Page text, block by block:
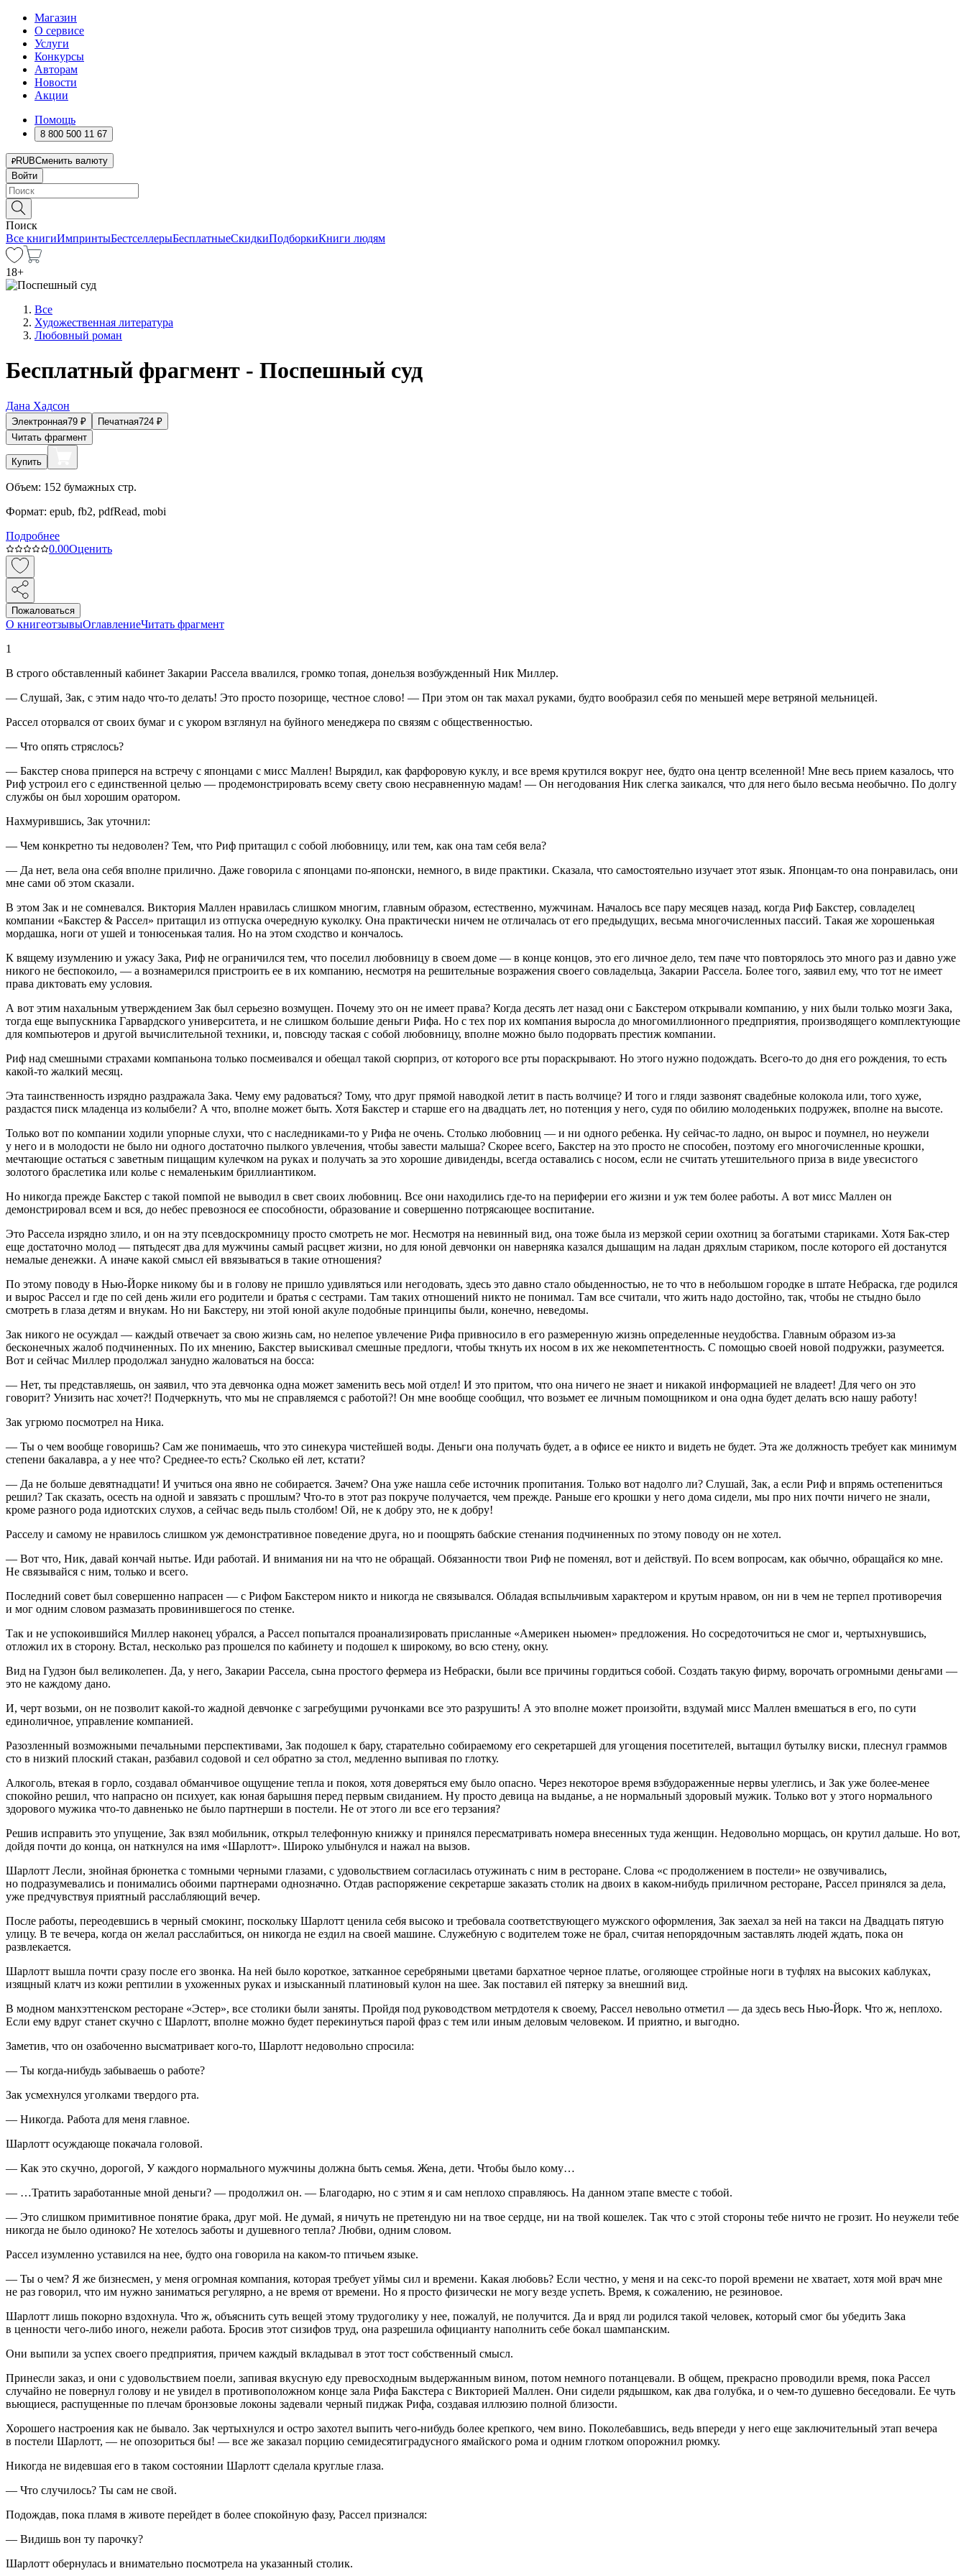
Магазин
О сервисе
Услуги
Конкурсы
Авторам
Новости
Акции
Помощь
8 800 500 11 67
RUBСменить валюту
Войти
Поиск
Все книгиИмпринтыБестселлерыБесплатныеСкидкиПодборкиКниги людям
18+
Все
Художественная литература
Любовный роман
Бесплатный фрагмент - Поспешный суд
Дана Хадсон
Электронная79 ₽ Печатная724 ₽
Читать фрагмент
Купить
Объем: 152 бумажных стр.
Формат: epub, fb2, pdfRead, mobi
Подробнее
0.00Оценить
Пожаловаться
О книгеотзывыОглавлениеЧитать фрагмент
1
В строго обставленный кабинет Закарии Рассела ввалился, громко топая, донельзя возбужденный Ник Миллер.
— Слушай, Зак, с этим надо что-то делать! Это просто позорище, честное слово! — При этом он так махал руками, будто вообразил себя по меньшей мере ветряной мельницей.
Рассел оторвался от своих бумаг и с укором взглянул на буйного менеджера по связям с общественностью.
— Что опять стряслось?
— Бакстер снова приперся на встречу с японцами с мисс Маллен! Вырядил, как фарфоровую куклу, и все время крутился вокруг нее, будто она центр вселенной! Мне весь прием казалось, что
Риф устроил его с единственной целью — продемонстрировать всему свету свою несравненную мадам! — Он негодования Ник слегка заикался, что для него было весьма необычно. По долгу
службы он был хорошим оратором.
Нахмурившись, Зак уточнил:
— Чем конкретно ты недоволен? Тем, что Риф притащил с собой любовницу, или тем, как она там себя вела?
— Да нет, вела она себя вполне прилично. Даже говорила с японцами по-японски, немного, в виде практики. Сказала, что самостоятельно изучает этот язык. Японцам-то она понравилась, они
мне сами об этом сказали.
В этом Зак и не сомневался. Виктория Маллен нравилась слишком многим, главным образом, естественно, мужчинам. Началось все пару месяцев назад, когда Риф Бакстер, совладелец
компании «Бакстер & Рассел» притащил из отпуска очередную куколку. Она практически ничем не отличалась от его предыдущих, весьма многочисленных пассий. Такая же хорошенькая
мордашка, ноги от ушей и тонюсенькая талия. Но на этом сходство и кончалось.
К вящему изумлению и ужасу Зака, Риф не ограничился тем, что поселил любовницу в своем доме — в конце концов, это его личное дело, тем паче что повторялось это много раз и давно уже
никого не беспокоило, — а вознамерился пристроить ее в их компанию, несмотря на решительные возражения своего совладельца, Закарии Рассела. Более того, заявил ему, что тот не имеет
права диктовать ему условия.
А вот этим нахальным утверждением Зак был серьезно возмущен. Почему это он не имеет права? Когда десять лет назад они с Бакстером открывали компанию, у них были только мозги Зака,
тогда еще выпускника Гарвардского университета, и не слишком большие деньги Рифа. Но с тех пор их компания выросла до многомиллионного предприятия, производящего комплектующие
для компьютеров и другой вычислительной техники, и, повсюду таская с собой любовницу, вполне можно было подорвать престиж компании.
Риф над смешными страхами компаньона только посмеивался и обещал такой сюрприз, от которого все рты пораскрывают. Но этого нужно подождать. Всего-то до дня его рождения, то есть
какой-то жалкий месяц.
Эта таинственность изрядно раздражала Зака. Чему ему радоваться? Тому, что друг прямой наводкой летит в пасть волчице? И того и гляди зазвонят свадебные колокола или, того хуже,
раздастся писк младенца из колыбели? А что, вполне может быть. Хотя Бакстер и старше его на двадцать лет, но потенция у него, судя по обилию молоденьких подружек, вполне на высоте.
Только вот по компании ходили упорные слухи, что с наследниками-то у Рифа не очень. Столько любовниц — и ни одного ребенка. Ну сейчас-то ладно, он вырос и поумнел, но неужели
у него и в молодости не было ни одного достаточно пылкого увлечения, чтобы завести малыша? Скорее всего, Бакстер на это просто не способен, поэтому его многочисленные крошки,
мечтающие остаться с заветным пищащим кулечком на руках и получать за это хорошие дивиденды, всегда оставались с носом, если не считать утешительного приза в виде увесистого
золотого браслетика или колье с немаленьким бриллиантиком.
Но никогда прежде Бакстер с такой помпой не выводил в свет своих любовниц. Все они находились где-то на периферии его жизни и уж тем более работы. А вот мисс Маллен он
демонстрировал всем и вся, до небес превознося ее способности, образование и совершенно потрясающее воспитание.
Это Рассела изрядно злило, и он на эту псевдоскромницу просто смотреть не мог. Несмотря на невинный вид, она тоже была из мерзкой серии охотниц за богатыми стариками. Хотя Бак-стер
еще достаточно молод — пятьдесят два для мужчины самый расцвет жизни, но для юной девчонки он наверняка казался дышащим на ладан дряхлым стариком, после которого ей достанутся
немалые денежки. А иначе какой смысл ей ввязываться в такие отношения?
По этому поводу в Нью-Йорке никому бы и в голову не пришло удивляться или негодовать, здесь это давно стало обыденностью, не то что в небольшом городке в штате Небраска, где родился
и вырос Рассел и где по сей день жили его родители и братья с сестрами. Там таких отношений никто не понимал. Там все считали, что жить надо достойно, так, чтобы не стыдно было
смотреть в глаза детям и внукам. Но ни Бакстеру, ни этой юной акуле подобные принципы были, конечно, неведомы.
Зак никого не осуждал — каждый отвечает за свою жизнь сам, но нелепое увлечение Рифа привносило в его размеренную жизнь определенные неудобства. Главным образом из-за
бесконечных жалоб подчиненных. По их мнению, Бакстер выискивал смешные предлоги, чтобы ткнуть их носом в их же некомпетентность. С помощью своей новой подружки, разумеется.
Вот и сейчас Миллер продолжал занудно жаловаться на босса:
— Нет, ты представляешь, он заявил, что эта девчонка одна может заменить весь мой отдел! И это притом, что она ничего не знает и никакой информацией не владеет! Для чего он это
говорит? Унизить нас хочет?! Подчеркнуть, что мы не справляемся с работой?! Он мне вообще сообщил, что возьмет ее личным помощником и она одна будет делать всю нашу работу!
Зак угрюмо посмотрел на Ника.
— Ты о чем вообще говоришь? Сам же понимаешь, что это синекура чистейшей воды. Деньги она получать будет, а в офисе ее никто и видеть не будет. Эта же должность требует как минимум
степени бакалавра, а у нее что? Среднее-то есть? Сколько ей лет, кстати?
— Да не больше девятнадцати! И учиться она явно не собирается. Зачем? Она уже нашла себе источник пропитания. Только вот надолго ли? Слушай, Зак, а если Риф и впрямь остепениться
решил? Так сказать, осесть на одной и завязать с прошлым? Что-то в этот раз покруче получается, чем прежде. Раньше его крошки у него дома сидели, мы про них почти ничего не знали,
кроме разного рода идиотских слухов, а сейчас ведь пыль столбом! Ой, не к добру это, не к добру!
Расселу и самому не нравилось слишком уж демонстративное поведение друга, но и поощрять бабские стенания подчиненных по этому поводу он не хотел.
— Вот что, Ник, давай кончай нытье. Иди работай. И внимания ни на что не обращай. Обязанности твои Риф не поменял, вот и действуй. По всем вопросам, как обычно, обращайся ко мне.
Не связывайся с ним, только и всего.
Последний совет был совершенно напрасен — с Рифом Бакстером никто и никогда не связывался. Обладая вспыльчивым характером и крутым нравом, он ни в чем не терпел противоречия
и мог одним словом размазать провинившегося по стенке.
Так и не успокоившийся Миллер наконец убрался, а Рассел попытался проанализировать присланные «Америкен ньюмен» предложения. Но сосредоточиться не смог и, чертыхнувшись,
отложил их в сторону. Встал, несколько раз прошелся по кабинету и подошел к широкому, во всю стену, окну.
Вид на Гудзон был великолепен. Да, у него, Закарии Рассела, сына простого фермера из Небраски, были все причины гордиться собой. Создать такую фирму, ворочать огромными деньгами —
это не каждому дано.
И, черт возьми, он не позволит какой-то жадной девчонке с загребущими ручонками все это разрушить! А это вполне может произойти, вздумай мисс Маллен вмешаться в его, по сути
единоличное, управление компанией.
Разозленный возможными печальными перспективами, Зак подошел к бару, старательно собираемому его секретаршей для угощения посетителей, вытащил бутылку виски, плеснул граммов
сто в низкий плоский стакан, разбавил содовой и сел обратно за стол, медленно выпивая по глотку.
Алкоголь, втекая в горло, создавал обманчивое ощущение тепла и покоя, хотя доверяться ему было опасно. Через некоторое время взбудораженные нервы улеглись, и Зак уже более-менее
спокойно решил, что напрасно он психует, как юная барышня перед первым свиданием. Ну просто девица на выданье, а не нормальный здоровый мужик. Только вот у этого нормального
здорового мужика что-то давненько не было партнерши в постели. Не от этого ли все его терзания?
Решив исправить это упущение, Зак взял мобильник, открыл телефонную книжку и принялся пересматривать номера внесенных туда женщин. Недовольно морщась, он крутил дальше. Но вот,
дойдя почти до конца, он наткнулся на имя «Шарлотт». Широко улыбнулся и нажал на вызов.
Шарлотт Лесли, знойная брюнетка с томными черными глазами, с удовольствием согласилась отужинать с ним в ресторане. Слова «с продолжением в постели» не озвучивались,
но подразумевались и понимались обоими партнерами однозначно. Отдав распоряжение секретарше заказать столик на двоих в каком-нибудь приличном ресторане, Рассел принялся за дела,
уже предчувствуя приятный расслабляющий вечер.
После работы, переодевшись в черный смокинг, поскольку Шарлотт ценила себя высоко и требовала соответствующего мужского оформления, Зак заехал за ней на такси на Двадцать пятую
улицу. В те вечера, когда он желал расслабиться, он никогда не ездил на своей машине. Служебную с водителем тоже не брал, считая непорядочным заставлять людей ждать, пока он
развлекается.
Шарлотт вышла почти сразу после его звонка. На ней было короткое, затканное серебряными цветами бархатное черное платье, оголяющее стройные ноги в туфлях на высоких каблуках,
изящный клатч из кожи рептилии в ухоженных руках и изысканный платиновый кулон на шее. Зак поставил ей пятерку за внешний вид.
В модном манхэттенском ресторане «Эстер», все столики были заняты. Пройдя под руководством метрдотеля к своему, Рассел невольно отметил — да здесь весь Нью-Йорк. Что ж, неплохо.
Если ему вдруг станет скучно с Шарлотт, вполне можно будет перекинуться парой фраз с тем или иным деловым человеком. И приятно, и выгодно.
Заметив, что он озабоченно высматривает кого-то, Шарлотт недовольно спросила:
— Ты когда-нибудь забываешь о работе?
Зак усмехнулся уголками твердого рта.
— Никогда. Работа для меня главное.
Шарлотт осуждающе покачала головой.
— Как это скучно, дорогой, У каждого нормального мужчины должна быть семья. Жена, дети. Чтобы было кому…
— …Тратить заработанные мной деньги? — продолжил он. — Благодарю, но с этим я и сам неплохо справляюсь. На данном этапе вместе с тобой.
— Это слишком примитивное понятие брака, друг мой. Не думай, я ничуть не претендую ни на твое сердце, ни на твой кошелек. Так что с этой стороны тебе ничто не грозит. Но неужели тебе
никогда не было одиноко? Не хотелось заботы и душевного тепла? Любви, одним словом.
Рассел изумленно уставился на нее, будто она говорила на каком-то птичьем языке.
— Ты о чем? Я же бизнесмен, у меня огромная компания, которая требует уймы сил и времени. Какая любовь? Если честно, у меня и на секс-то порой времени не хватает, хотя мой врач мне
не раз говорил, что им нужно заниматься регулярно, а не время от времени. Но я просто физически не могу везде успеть. Время, к сожалению, не резиновое.
Шарлотт лишь покорно вздохнула. Что ж, объяснить суть вещей этому трудоголику у нее, пожалуй, не получится. Да и вряд ли родился такой человек, который смог бы убедить Зака
в ценности чего-либо иного, нежели работа. Бросив этот сизифов труд, она разрешила официанту наполнить себе бокал шампанским.
Они выпили за успех своего предприятия, причем каждый вкладывал в этот тост собственный смысл.
Принесли заказ, и они с удовольствием поели, запивая вкусную еду превосходным выдержанным вином, потом немного потанцевали. В общем, прекрасно проводили время, пока Рассел
случайно не повернул голову и не увидел в противоположном конце зала Рифа Бакстера с Викторией Маллен. Они сидели рядышком, как два голубка, и о чем-то душевно беседовали. Ее чуть
вьющиеся, распущенные по плечам бронзовые локоны задевали черный пиджак Рифа, создавая иллюзию полной близости.
Хорошего настроения как не бывало. Зак чертыхнулся и остро захотел выпить чего-нибудь более крепкого, чем вино. Поколебавшись, ведь впереди у него еще заключительный этап вечера
в постели Шарлотт, — не опозориться бы! — все же заказал порцию семидесятиградусного ямайского рома и одним глотком опорожнил рюмку.
Никогда не видевшая его в таком состоянии Шарлотт сделала круглые глаза.
— Что случилось? Ты сам не свой.
Подождав, пока пламя в животе перейдет в более спокойную фазу, Рассел признался:
— Видишь вон ту парочку?
Шарлотт обернулась и внимательно посмотрела на указанный столик.